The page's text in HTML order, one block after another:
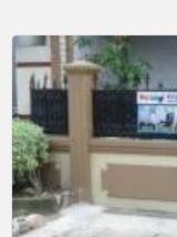
Kost
wanita
karangrejo
ketintang
surabaya